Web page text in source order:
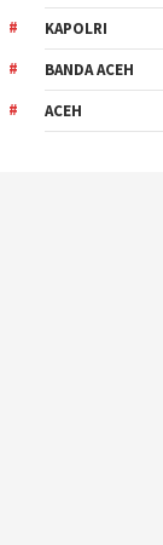
KAPOLRI
BANDA ACEH
ACEH